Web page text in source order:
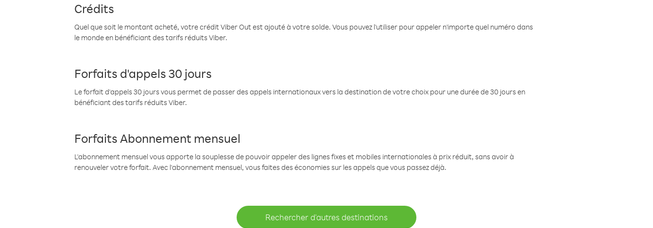
Crédits
Quel que soit le montant acheté, votre crédit Viber Out est ajouté à votre solde. Vous pouvez l'utiliser pour appeler n'importe quel numéro dans
le monde en bénéficiant des tarifs réduits Viber.
Forfaits d'appels 30 jours
Le forfait d'appels 30 jours vous permet de passer des appels internationaux vers la destination de votre choix pour une durée de 30 jours en
bénéficiant des tarifs réduits Viber.
Forfaits Abonnement mensuel
L'abonnement mensuel vous apporte la souplesse de pouvoir appeler des lignes fixes et mobiles internationales à prix réduit, sans avoir à
renouveler votre forfait. Avec l'abonnement mensuel, vous faites des économies sur les appels que vous passez déjà.
Rechercher d'autres destinations